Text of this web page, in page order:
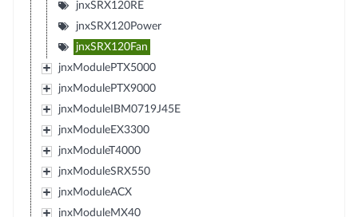
jnxSRX120RE
jnxSRX120Power
jnxSRX120Fan
jnxModulePTX5000
jnxModulePTX9000
jnxModuleIBM0719J45E
jnxModuleEX3300
jnxModuleT4000
jnxModuleSRX550
jnxModuleACX
jnxModuleMX40